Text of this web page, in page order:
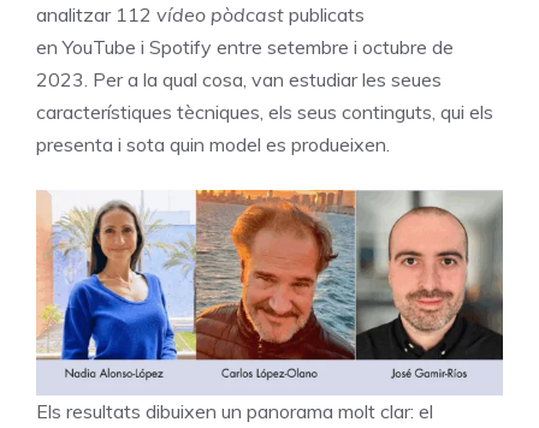
analitzar 112 vídeo pòdcast publicats
en YouTube i Spotify entre setembre i octubre de
2023. Per a la qual cosa, van estudiar les seues
característiques tècniques, els seus continguts, qui els
presenta i sota quin model es produeixen.
Els resultats dibuixen un panorama molt clar: el